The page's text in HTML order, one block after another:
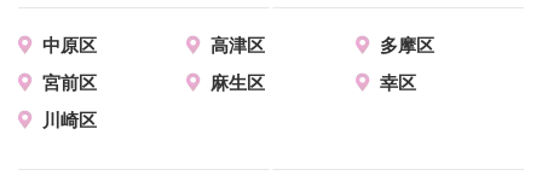
中原区 高津区
多摩区
宮前区
麻生区
幸区
川崎区